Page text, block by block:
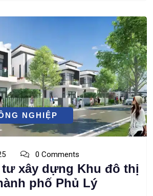
NGHIỆP
0 Comments
xây dựng Khu đô thị
phố Phủ Lý